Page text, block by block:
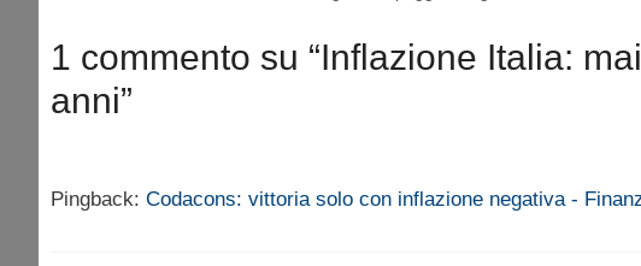
1 commento su “Inflazione Italia:
anni”
Pingback: Codacons: vittoria solo con inflazione negativa -